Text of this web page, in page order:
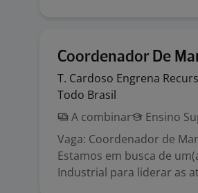
Coordenador De
T. Cardoso Engrena
Todo Brasil
A combinar
Ensino
Vaga: Coordenador de
Estamos em busca de
Industrial para liderar as